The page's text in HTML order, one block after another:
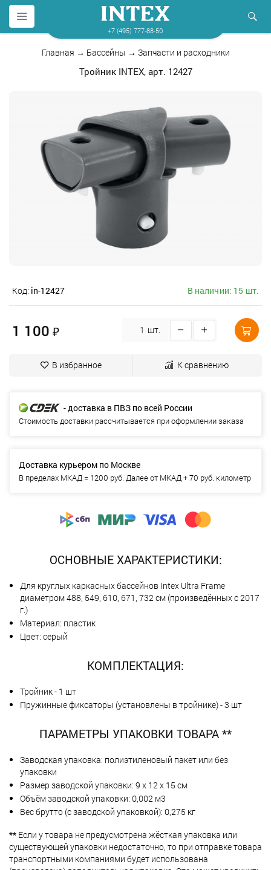
+7 (495) 777-88-50
Главная → Бассейны → Запчасти и расходники
Тройник INTEX, арт. 12427
Код: in-12427 В наличии: 15 шт.
1 100 ₽ шт.
В избранное К сравнению
- доставка в ПВЗ по всей России
Стоимость доставки рассчитывается при оформлении заказа
Доставка курьером по Москве
В пределах МКАД = 1200 руб. Далее от МКАД + 70 руб. километр
ОСНОВНЫЕ ХАРАКТЕРИСТИКИ:
Для круглых каркасных бассейнов Intex Ultra Frame
диаметром 488, 549, 610, 671, 732 см (произведённых с 2017
г.)
Материал: пластик
Цвет: серый
КОМПЛЕКТАЦИЯ:
Тройник - 1 шт
Пружинные фиксаторы (установлены в тройнике) - 3 шт
ПАРАМЕТРЫ УПАКОВКИ ТОВАРА **
Заводская упаковка: полиэтиленовый пакет или без
упаковки
Размер заводской упаковки: 9 х 12 х 15 см
Объём заводской упаковки: 0,002 м3
Вес брутто (с заводской упаковкой): 0,275 кг
** Если у товара не предусмотрена жёсткая упаковка или
существующей упаковки недостаточно, то при отправке товара
транспортными компаниями будет использована